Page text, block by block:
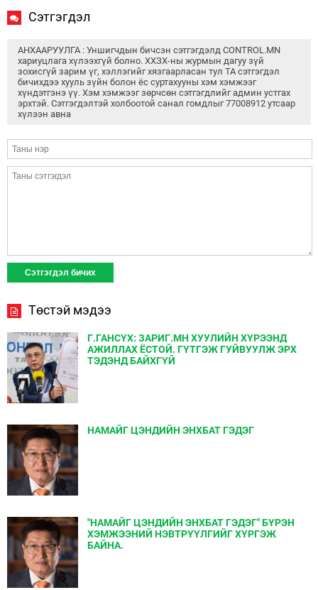
Сэтгэгдэл
АНХААРУУЛГА : Уншигчдын бичсэн сэтгэгдэлд CONTROL.MN
хариуцлага хүлээхгүй болно. ХХЗХ-ны журмын дагуу зүй
зохисгүй зарим үг, хэллэгийг хязгаарласан тул ТА сэтгэгдэл
бичихдээ хууль зүйн болон ёс суртахууны хэм хэмжээг
хүндэтгэнэ үү. Хэм хэмжээг зөрчсөн сэтгэгдлийг админ устгах
эрхтэй. Сэтгэгдэлтэй холбоотой санал гомдлыг 77008912 утсаар
хүлээн авна
Төстэй мэдээ
Г.ГАНСҮХ: ЗАРИГ.МН ХУУЛИЙН ХҮРЭЭНД
АЖИЛЛАХ ЁСТОЙ. ГҮТГЭЖ ГУЙВУУЛЖ ЭРХ
ТЭДЭНД БАЙХГҮЙ
НАМАЙГ ЦЭНДИЙН ЭНХБАТ ГЭДЭГ
"НАМАЙГ ЦЭНДИЙН ЭНХБАТ ГЭДЭГ" БҮРЭН
ХЭМЖЭЭНИЙ НЭВТРҮҮЛГИЙГ ХҮРГЭЖ
БАЙНА.